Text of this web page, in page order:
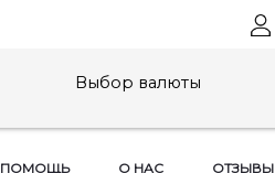
Выбор валюты
ПОМОЩЬ О НАС ОТЗЫВЫ